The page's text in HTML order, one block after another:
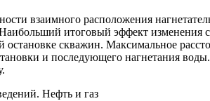
взаимного расположения
итоговый эффект изменения
остановке скважин. Максимальное
и последующего нагнетания
Нефть и газ